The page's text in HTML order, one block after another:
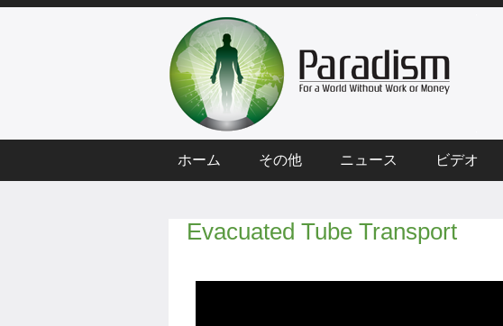
ホーム その他 ニュース ビデオ
Evacuated Tube Transport